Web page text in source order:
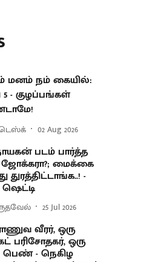
மனம் நம் கையில்:
5 - குழப்பங்கள்
02 Aug 2026
படம் பார்த்த
மைக்கை
துரத்திட்டாங்க..! -
25 Jul 2026
வீரர், ஒரு
பரிசோதகர், ஒரு
- நெகிழ